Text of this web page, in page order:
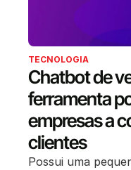
TECNOLOGIA
Chatbot de
ferramenta
empresas a
clientes
Possui uma